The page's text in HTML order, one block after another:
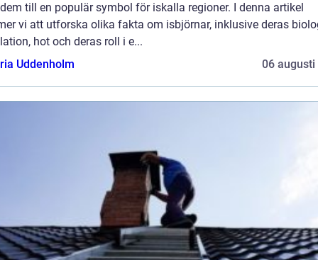
till en populär symbol för iskalla regioner. I denna artikel
vi att utforska olika fakta om isbjörnar, inklusive deras
hot och deras roll i e...
Uddenholm
06 augusti